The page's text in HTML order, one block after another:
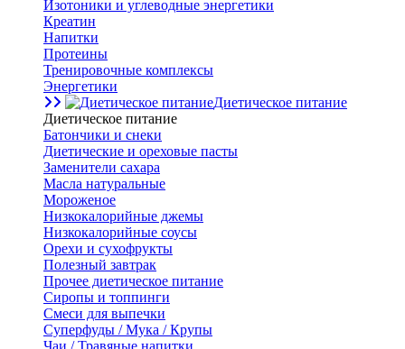
Изотоники и углеводные энергетики
Креатин
Напитки
Протеины
Тренировочные комплексы
Энергетики
Диетическое питание
Диетическое питание
Батончики и снеки
Диетические и ореховые пасты
Заменители сахара
Масла натуральные
Мороженое
Низкокалорийные джемы
Низкокалорийные соусы
Орехи и сухофрукты
Полезный завтрак
Прочее диетическое питание
Сиропы и топпинги
Смеси для выпечки
Суперфуды / Мука / Крупы
Чаи / Травяные напитки